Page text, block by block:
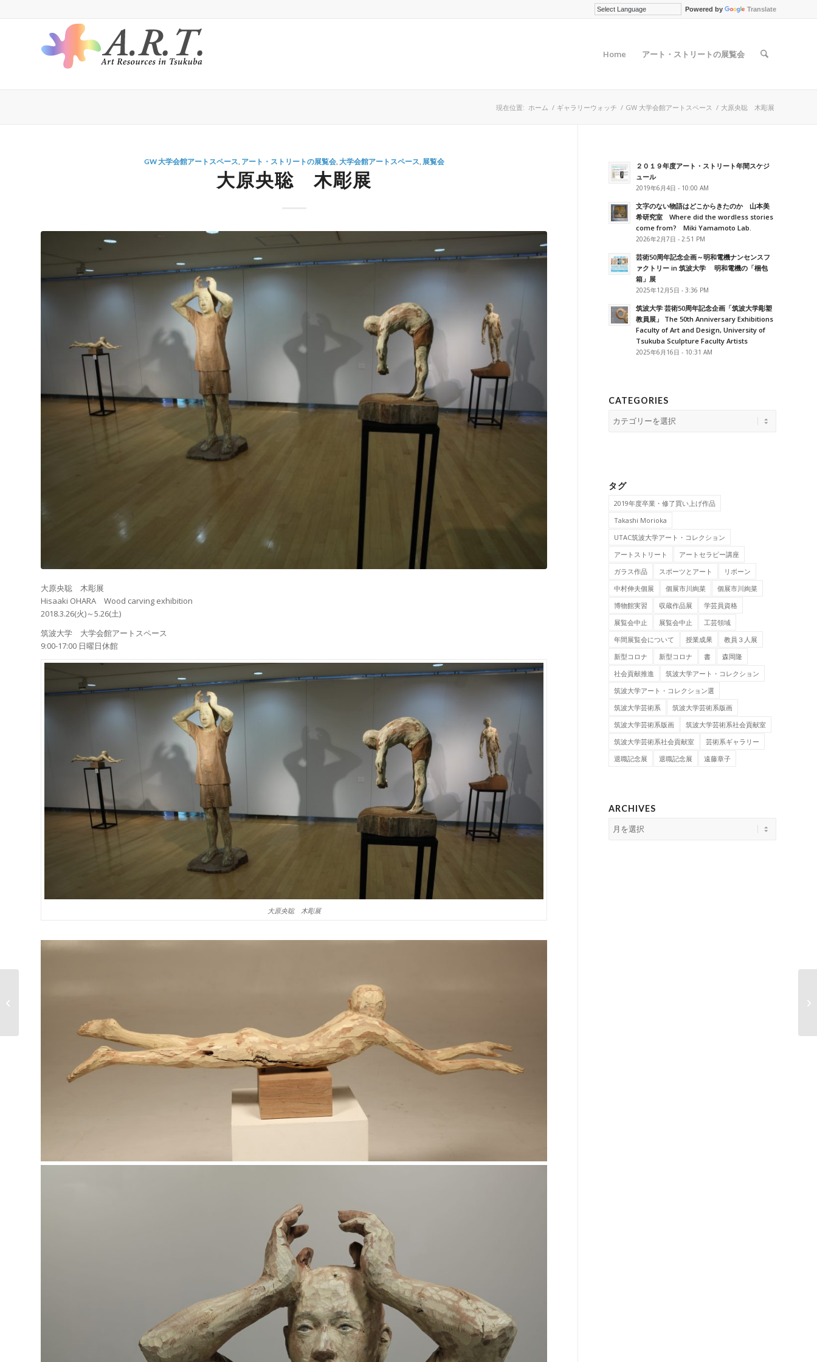
Powered by Translate
Home アート・ストリートの展覧会
現在位置: ホーム / ギャラリーウォッチ / GW 大学会館アートスペース / 大原央聡 木彫展
GW 大学会館アートスペース アート・ストリートの展覧会, 大学会館アートスペース 展覧会
大原央聡 木彫展
大原央聡 木彫展
Hisaaki OHARA Wood carving exhibition
2018.3.26(火)～5.26(土)
筑波大学 大学会館アートスペース
9:00-17:00 日曜日休館
大原央聡 木彫展
２０１９年度アート・ストリート年間スケジ
ュール
2019年6月4日 - 10:00 AM
文字のない物語はどこからきたのか 山本美
希研究室 Where did the wordless stories
come from? Miki Yamamoto Lab.
2026年2月7日 - 2:51 PM
芸術50周年記念企画～明和電機ナンセンスフ
ァクトリー in 筑波大学 明和電機の「梱包
箱」展
2025年12月5日 - 3:36 PM
筑波大学 芸術50周年記念企画「筑波大学彫塑
教員展」 The 50th Anniversary Exhibitions
Faculty of Art and Design, University of
Tsukuba Sculpture Faculty Artists
2025年6月16日 - 10:31 AM
CATEGORIES
Categories
タグ
2019年度卒業・修了買い上げ作品
Takashi Morioka
UTAC筑波大学アート・コレクション
アートストリート
アートセラピー講座
ガラス作品
スポーツとアート
リボーン
中村伸夫個展
個展市川絢菜
個展市川絢菜
博物館実習
収蔵作品展
学芸員資格
展覧会中止
展覧会中止
工芸領域
年間展覧会について
授業成果
教員３人展
新型コロナ
新型コロナ 書
森岡隆
社会貢献推進
筑波大学アート・コレクション
筑波大学アート・コレクション選
筑波大学芸術系
筑波大学芸術系版画
筑波大学芸術系版画
筑波大学芸術系社会貢献室
筑波大学芸術系社会貢献室
芸術系ギャラリー
退職記念展
退職記念展 遠藤章子
ARCHIVES